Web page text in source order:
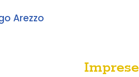
Arezzo
Imprese